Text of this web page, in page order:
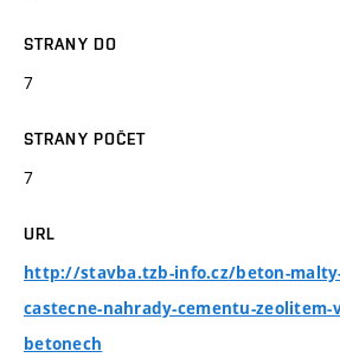
STRANY DO
7
STRANY POČET
7
URL
http://stavba.tzb-info.cz/beton-
castecne-nahrady-cementu-zeolitem-
betonech